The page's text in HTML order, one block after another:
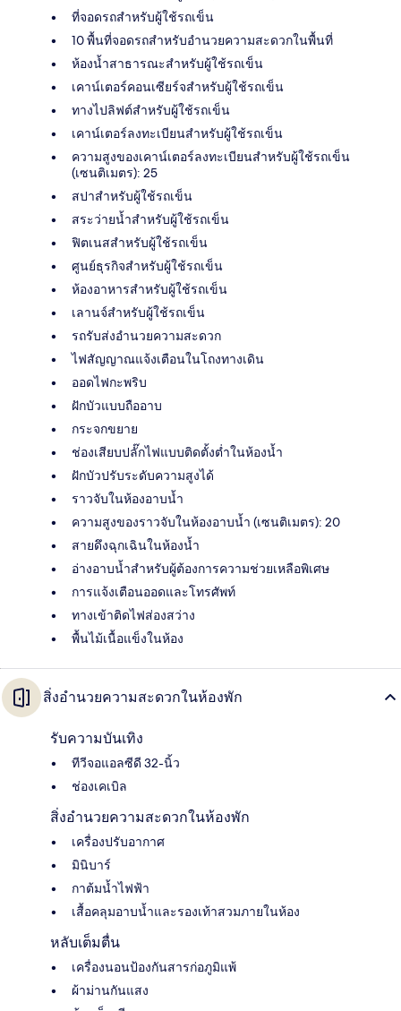
ที่จอดรถสำหรับผู้ใช้รถเข็น
10 พื้นที่จอดรถสำหรับอำนวยความสะดวกในพื้นที่
ห้องน้ำสาธารณะสำหรับผู้ใช้รถเข็น
เคาน์เตอร์คอนเซียร์จสำหรับผู้ใช้รถเข็น
ทางไปลิฟต์สำหรับผู้ใช้รถเข็น
เคาน์เตอร์ลงทะเบียนสำหรับผู้ใช้รถเข็น
ความสูงของเคาน์เตอร์ลงทะเบียนสำหรับผู้ใช้รถเข็น
(เซนติเมตร): 25
สปาสำหรับผู้ใช้รถเข็น
สระว่ายน้ำสำหรับผู้ใช้รถเข็น
ฟิตเนสสำหรับผู้ใช้รถเข็น
ศูนย์ธุรกิจสำหรับผู้ใช้รถเข็น
ห้องอาหารสำหรับผู้ใช้รถเข็น
เลานจ์สำหรับผู้ใช้รถเข็น
รถรับส่งอำนวยความสะดวก
ไฟสัญญาณแจ้งเตือนในโถงทางเดิน
ออดไฟกะพริบ
ฝักบัวแบบถืออาบ
กระจกขยาย
ช่องเสียบปลั๊กไฟแบบติดตั้งต่ำในห้องน้ำ
ฝักบัวปรับระดับความสูงได้
ราวจับในห้องอาบน้ำ
ความสูงของราวจับในห้องอาบน้ำ (เซนติเมตร): 20
สายดึงฉุกเฉินในห้องน้ำ
อ่างอาบน้ำสำหรับผู้ต้องการความช่วยเหลือพิเศษ
การแจ้งเตือนออดและโทรศัพท์
ทางเข้าติดไฟส่องสว่าง
พื้นไม้เนื้อแข็งในห้อง
สิ่งอำนวยความสะดวกในห้องพัก
รับความบันเทิง
ทีวีจอแอลซีดี 32-นิ้ว
ช่องเคเบิล
สิ่งอำนวยความสะดวกในห้องพัก
เครื่องปรับอากาศ
มินิบาร์
กาต้มน้ำไฟฟ้า
เสื้อคลุมอาบน้ำและรองเท้าสวมภายในห้อง
หลับเต็มตื่น
เครื่องนอนป้องกันสารก่อภูมิแพ้
ผ้าม่านกันแสง